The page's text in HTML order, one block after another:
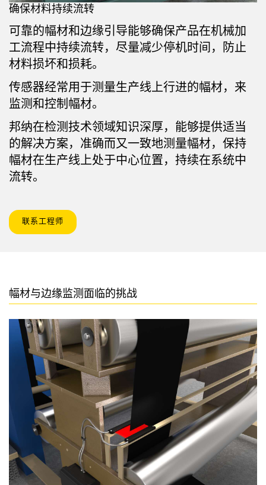
光纤
槽形和标签传感器
色标、颜色和荧光传感器
拾取指示灯传感器
温度传感器
检测阵列和宽光束传感器
状态监测传感器
无线状态监测传感器
线缆
软件
传感器GUI软件
邦纳测量传感器软件
技术
带 IO-Link 的传感器
预测性维护与状态监控
预测性维护与状态监控
相关链接
IO-Link
确保材料持续流转
可靠的幅材和边缘引导能够确保产品在机械加
工流程中持续流转，尽量减少停机时间，防止
材料损坏和损耗。
传感器经常用于测量生产线上行进的幅材，来
监测和控制幅材。
邦纳在检测技术领域知识深厚，能够提供适当
的解决方案，准确而又一致地测量幅材，保持
幅材在生产线上处于中心位置，持续在系统中
流转。
联系工程师
幅材与边缘监测面临的挑战